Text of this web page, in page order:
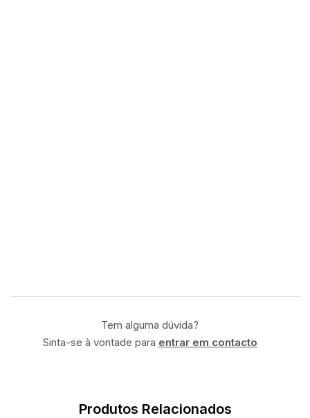
Tem alguma dúvida?
Sinta-se à vontade para entrar em contacto
Produtos Relacionados